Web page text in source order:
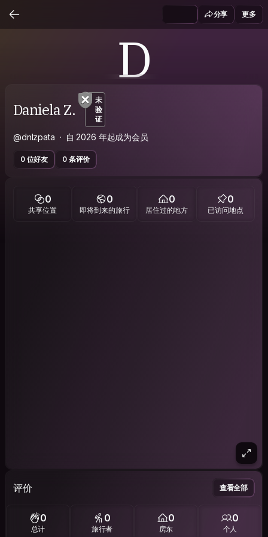
分享 更多
D
Daniela Z.
未
验
证
@dnlzpata 自 2026 年起成为会员
0 位好友 0 条评价
0
共享位置
0
即将到来的旅行
0
居住过的地方
0
已访问地点
评价 查看全部
0
总计
0
旅行者
0
房东
0
个人